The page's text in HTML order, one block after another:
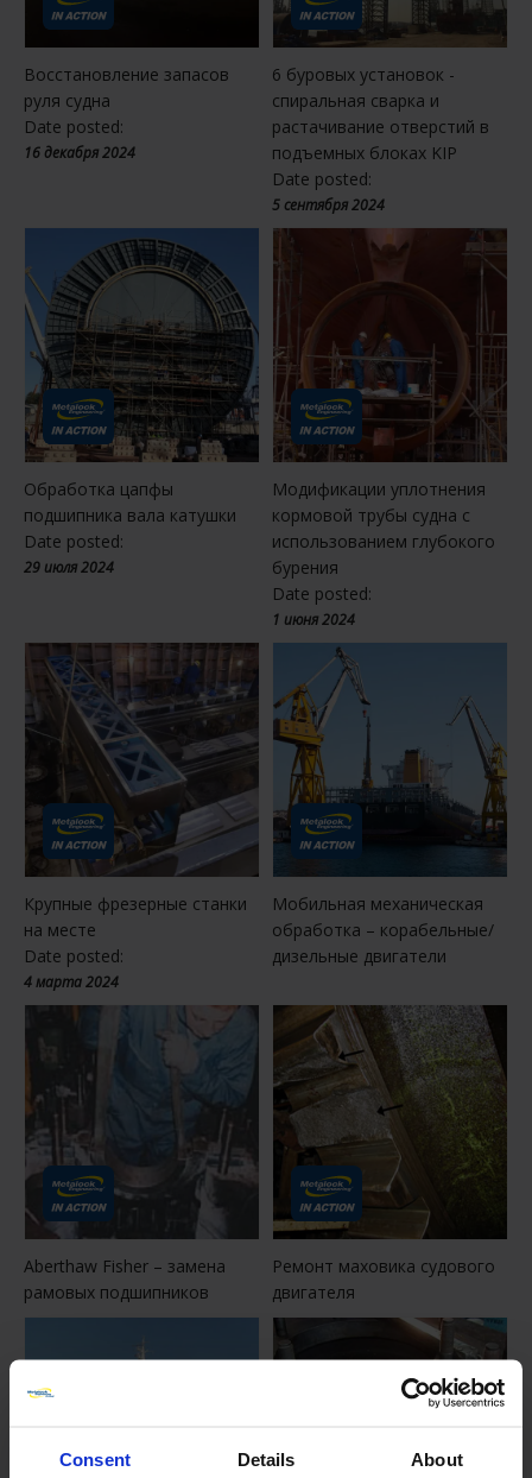
Consent Details About
Восстановление запасов
руля судна
Date posted:
16 декабря 2024
6 буровых установок -
спиральная сварка и
растачивание отверстий в
подъемных блоках KIP
Date posted:
5 сентября 2024
Обработка цапфы
подшипника вала катушки
Date posted:
29 июля 2024
Модификации уплотнения
кормовой трубы судна с
использованием глубокого
бурения
Date posted:
1 июня 2024
Крупные фрезерные станки
на месте
Date posted:
4 марта 2024
Мобильная механическая
обработка – корабельные/
дизельные двигатели
Aberthaw Fisher – замена
рамовых подшипников
Ремонт маховика судового
двигателя